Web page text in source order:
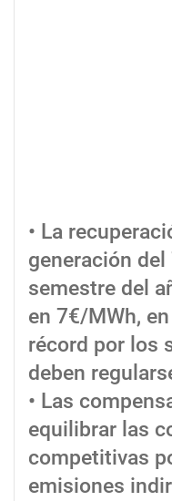
• La
generación del
semestre del
en 7€/MWh,
récord por los
deben
• Las
equilibrar las
competitivas
emisiones